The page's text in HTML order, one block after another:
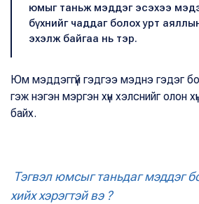
юмыг таньж мэддэг эсэхээ
бүхнийг чаддаг болох урт
эхэлж байгаа нь тэр.
Юм мэддэггүй гэдгээ мэднэ гэдэг
гэж нэгэн мэргэн хүн хэлснийг олон
байх.
Тэгвэл юмсыг таньдаг мэддэг
хийх хэрэгтэй вэ ?